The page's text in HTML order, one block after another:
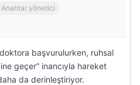
Anahtar yönetici
başvurulurken, ruhsal
geçer” inancıyla hareket
da derinleştiriyor.